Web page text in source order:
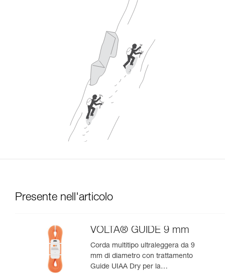
Presente nell'articolo
VOLTA® GUIDE 9 mm
Corda multitipo ultraleggera da 9
mm di diametro con trattamento
Guide UIAA Dry per la